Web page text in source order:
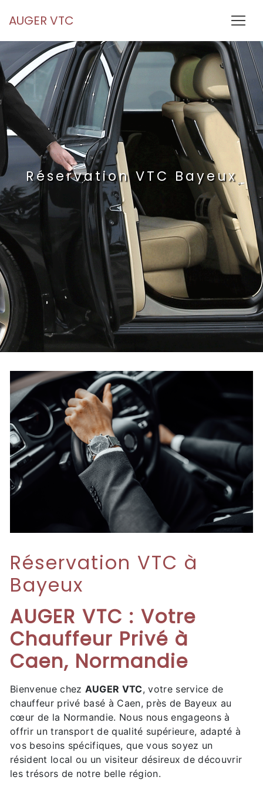
AUGER VTC
Réservation VTC Bayeux
Réservation VTC à
Bayeux
AUGER VTC : Votre
Chauffeur Privé à
Caen, Normandie
Bienvenue chez AUGER VTC, votre service de
chauffeur privé basé à Caen, près de Bayeux au
cœur de la Normandie. Nous nous engageons à
offrir un transport de qualité supérieure, adapté à
vos besoins spécifiques, que vous soyez un
résident local ou un visiteur désireux de découvrir
les trésors de notre belle région.